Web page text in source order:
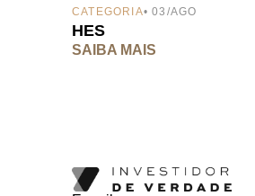
CATEGORIA• 03/AGO
HES
SAIBA MAIS